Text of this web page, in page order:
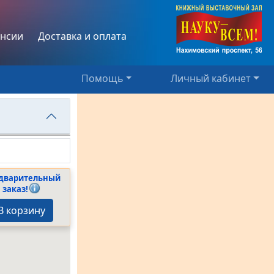
Доставка и оплата
Помощь Личный кабинет
заказ!
корзину